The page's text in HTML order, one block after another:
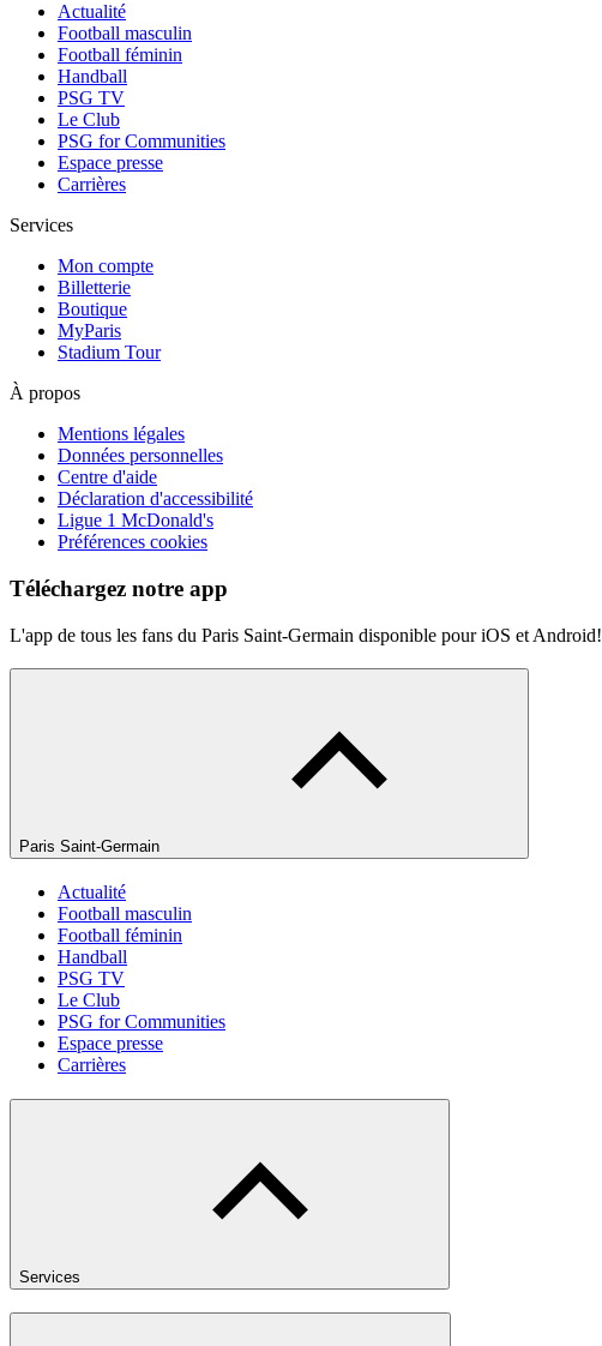
Actualité
Football masculin
Football féminin
Handball
PSG TV
Le Club
PSG for Communities
Espace presse
Carrières
Services
Mon compte
Billetterie
Boutique
MyParis
Stadium Tour
À propos
Mentions légales
Données personnelles
Centre d'aide
Déclaration d'accessibilité
Ligue 1 McDonald's
Préférences cookies
Téléchargez notre app
L'app de tous les fans du Paris Saint-Germain disponible pour iOS et Android!
Paris Saint-Germain
Actualité
Football masculin
Football féminin
Handball
PSG TV
Le Club
PSG for Communities
Espace presse
Carrières
Services